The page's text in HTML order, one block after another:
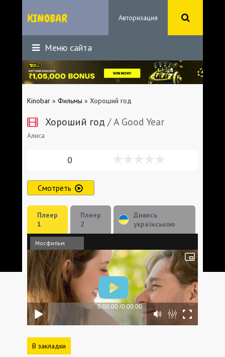
Авторизация
Меню сайта
Kinobar » Фильмы » Хороший год
Хороший год / A Good Year
Алиса
0
Смотреть
Плеер
1
Плеер
2
Дивись
українською
Мосфильм
В закладки